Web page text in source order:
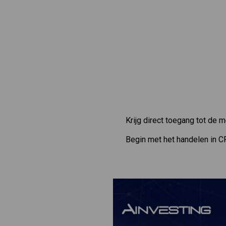
Krijg direct toegang tot de
Begin met het handelen in